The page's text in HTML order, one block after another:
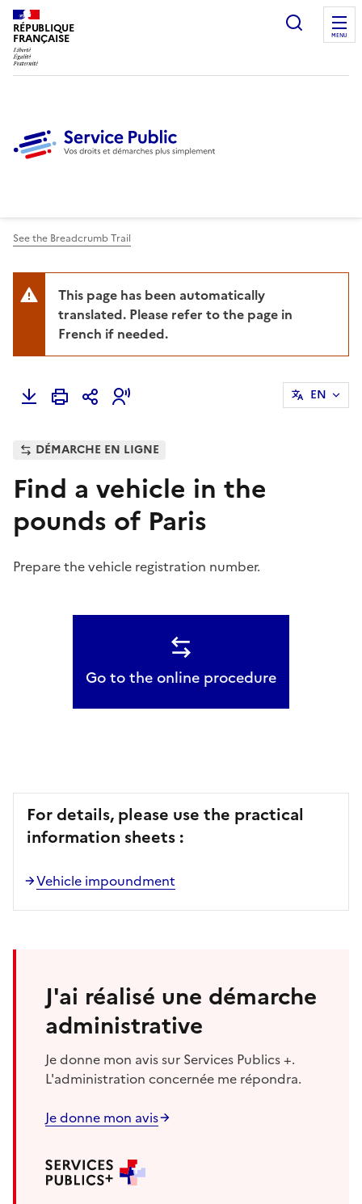
RÉPUBLIQUE
FRANÇAISE
Ouvrir
MENU
See the Breadcrumb Trail
This page has been automatically
translated. Please refer to the page in
French if needed.
EN
DÉMARCHE EN LIGNE
Find a vehicle in the
pounds of Paris
Prepare the vehicle registration number.
Go to the online procedure
For details, please use the practical
information sheets :
Vehicle impoundment
J'ai réalisé une démarche
administrative
Je donne mon avis sur Services Publics +.
L'administration concernée me répondra.
Je donne mon avis